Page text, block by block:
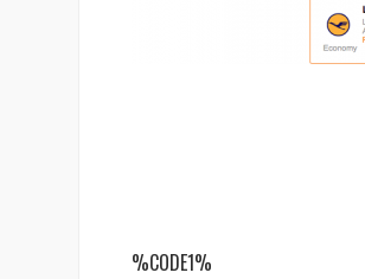
%CODE1%